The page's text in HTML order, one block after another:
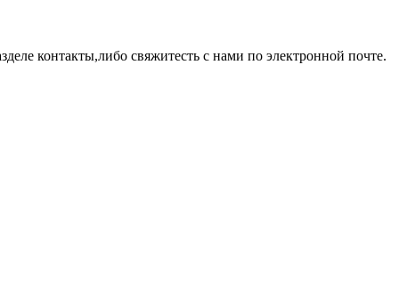
контакты,либо свяжитесть с нами по электронной почте.